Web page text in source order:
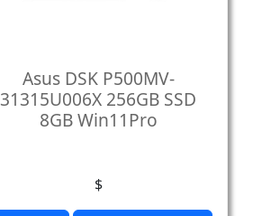
Asus DSK P500MV-
31315U006X 256GB SSD
8GB Win11Pro
$